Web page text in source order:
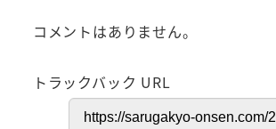
コメントはありません。
トラックバック URL